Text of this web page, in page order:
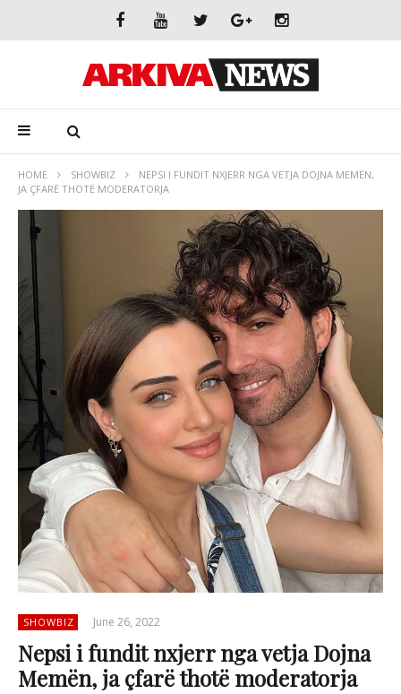
HOME SHOWBIZ
NEPSI I FUNDIT NXJERR NGA VETJA DOJNA MEMËN,
JA ÇFARË THOTË MODERATORJA
SHOWBIZ June 26, 2022
Nepsi i fundit nxjerr nga vetja Dojna
Memën, ja çfarë thotë moderatorja